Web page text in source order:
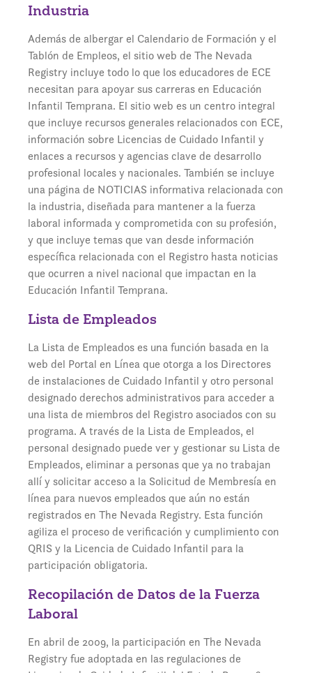
Industria
Además de albergar el Calendario de Formación y el
Tablón de Empleos, el sitio web de The Nevada
Registry incluye todo lo que los educadores de ECE
necesitan para apoyar sus carreras en Educación
Infantil Temprana. El sitio web es un centro integral
que incluye recursos generales relacionados con ECE,
información sobre Licencias de Cuidado Infantil y
enlaces a recursos y agencias clave de desarrollo
profesional locales y nacionales. También se incluye
una página de NOTICIAS informativa relacionada con
la industria, diseñada para mantener a la fuerza
laboral informada y comprometida con su profesión,
y que incluye temas que van desde información
específica relacionada con el Registro hasta noticias
que ocurren a nivel nacional que impactan en la
Educación Infantil Temprana.
Lista de Empleados
La Lista de Empleados es una función basada en la
web del Portal en Línea que otorga a los Directores
de instalaciones de Cuidado Infantil y otro personal
designado derechos administrativos para acceder a
una lista de miembros del Registro asociados con su
programa. A través de la Lista de Empleados, el
personal designado puede ver y gestionar su Lista de
Empleados, eliminar a personas que ya no trabajan
allí y solicitar acceso a la Solicitud de Membresía en
línea para nuevos empleados que aún no están
registrados en The Nevada Registry. Esta función
agiliza el proceso de verificación y cumplimiento con
QRIS y la Licencia de Cuidado Infantil para la
participación obligatoria.
Recopilación de Datos de la Fuerza
Laboral
En abril de 2009, la participación en The Nevada
Registry fue adoptada en las regulaciones de